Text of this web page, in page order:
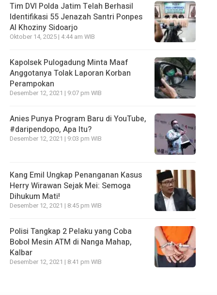
Tim DVI Polda Jatim Telah Berhasil
Identifikasi 55 Jenazah Santri Ponpes
Al Khoziny Sidoarjo
Oktober 14, 2025 | 4:44 am WIB
Kapolsek Pulogadung Minta Maaf
Anggotanya Tolak Laporan Korban
Perampokan
Desember 12, 2021 | 9:07 pm WIB
Anies Punya Program Baru di YouTube,
#daripendopo, Apa Itu?
Desember 12, 2021 | 9:03 pm WIB
Kang Emil Ungkap Penanganan Kasus
Herry Wirawan Sejak Mei: Semoga
Dihukum Mati!
Desember 12, 2021 | 8:45 pm WIB
Polisi Tangkap 2 Pelaku yang Coba
Bobol Mesin ATM di Nanga Mahap,
Kalbar
Desember 12, 2021 | 8:41 pm WIB